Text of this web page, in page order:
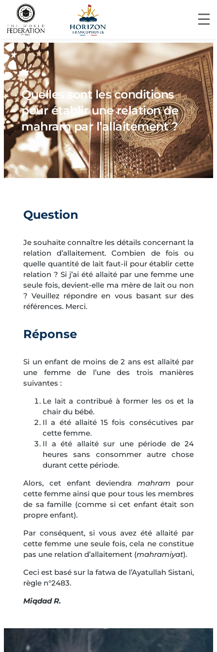
Quelles sont les conditions
pour établir une relation de
mahram par l’allaitement ?
Question
Je souhaite connaître les détails concernant la
relation d’allaitement. Combien de fois ou
quelle quantité de lait faut-il pour établir cette
relation ? Si j’ai été allaité par une femme une
seule fois, devient-elle ma mère de lait ou non
? Veuillez répondre en vous basant sur des
références. Merci.
Réponse
Si un enfant de moins de 2 ans est allaité par
une femme de l’une des trois manières
suivantes :
Le lait a contribué à former les os et la
chair du bébé.
Il a été allaité 15 fois consécutives par
cette femme.
Il a été allaité sur une période de 24
heures sans consommer autre chose
durant cette période.
Alors, cet enfant deviendramahram pour
cette femme ainsi que pour tous les membres
de sa famille (comme si cet enfant était son
propre enfant).
Par conséquent, si vous avez été allaité par
cette femme une seule fois, cela ne constitue
pas une relation d’allaitement (mahramiyat).
Ceci est basé sur la fatwa de l’Ayatullah Sistani,
règle n°2483.
Miqdad R.